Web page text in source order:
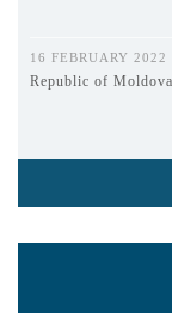
16 FEBRUARY 2022
Republic of